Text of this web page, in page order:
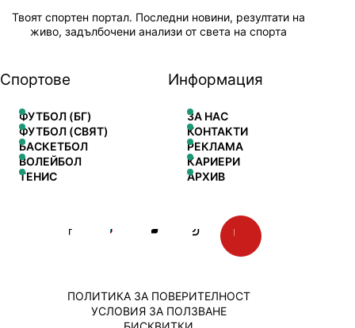
Твоят спортен портал. Последни новини, резултати на
живо, задълбочени анализи от света на спорта
Спортове
ФУТБОЛ (БГ)
ФУТБОЛ (СВЯТ)
БАСКЕТБОЛ
ВОЛЕЙБОЛ
ТЕНИС
Информация
ЗА НАС
КОНТАКТИ
РЕКЛАМА
КАРИЕРИ
АРХИВ
ПОЛИТИКА ЗА ПОВЕРИТЕЛНОСТ
УСЛОВИЯ ЗА ПОЛЗВАНЕ